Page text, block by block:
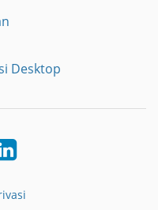
Desktop
LinkedIn